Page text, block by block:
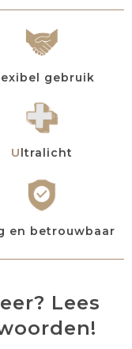
Flexibel gebruik
Ultralicht
en betrouwbaar
Lees